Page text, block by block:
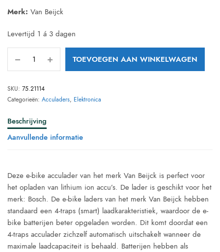
€ 129,95.
Merk: Van Beijck
Levertijd 1 á 3 dagen
TOEVOEGEN AAN WINKELWAGEN
SKU: 75.21114
Categorieën: Acculaders, Elektronica
Beschrijving
Aanvullende informatie
Deze e-bike acculader van het merk Van Beijck is perfect voor
het opladen van lithium ion accu’s. De lader is geschikt voor het
merk: Bosch. De e-bike laders van het merk Van Beijck hebben
standaard een 4-traps (smart) laadkarakteristiek, waardoor de e-
bike batterijen beter opgeladen worden. Dit komt doordat een
4-traps acculader zichzelf automatisch uitschakelt wanneer de
maximale laadcapaciteit is behaald. Batterijen hebben als